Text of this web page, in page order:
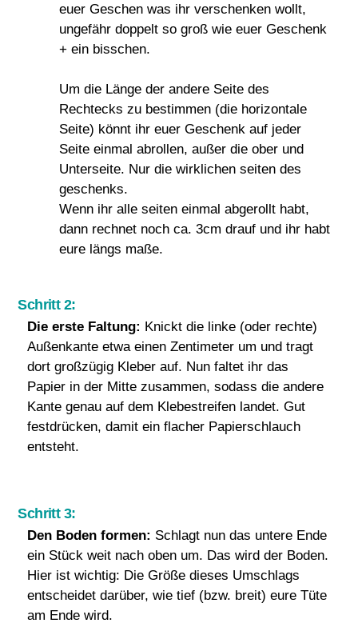
euer Geschen was ihr verschenken wollt,
ungefähr doppelt so groß wie euer Geschenk
+ ein bisschen.
Um die Länge der andere Seite des
Rechtecks zu bestimmen (die horizontale
Seite) könnt ihr euer Geschenk auf jeder
Seite einmal abrollen, außer die ober und
Unterseite. Nur die wirklichen seiten des
geschenks.
Wenn ihr alle seiten einmal abgerollt habt,
dann rechnet noch ca. 3cm drauf und ihr habt
eure längs maße.
Schritt 2:
Die erste Faltung: Knickt die linke (oder rechte)
Außenkante etwa einen Zentimeter um und tragt
dort großzügig Kleber auf. Nun faltet ihr das
Papier in der Mitte zusammen, sodass die andere
Kante genau auf dem Klebestreifen landet. Gut
festdrücken, damit ein flacher Papierschlauch
entsteht.
Schritt 3:
Den Boden formen: Schlagt nun das untere Ende
ein Stück weit nach oben um. Das wird der Boden.
Hier ist wichtig: Die Größe dieses Umschlags
entscheidet darüber, wie tief (bzw. breit) eure Tüte
am Ende wird.